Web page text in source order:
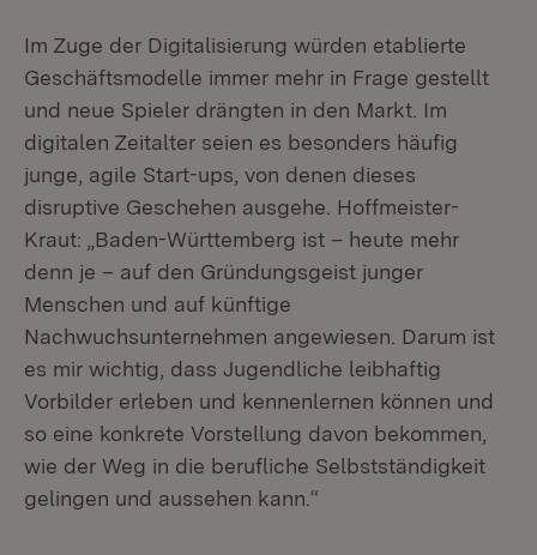
Im Zuge der Digitalisierung würden etablierte
Geschäftsmodelle immer mehr in Frage gestellt
und neue Spieler drängten in den Markt. Im
digitalen Zeitalter seien es besonders häufig
junge, agile Start-ups, von denen dieses
disruptive Geschehen ausgehe. Hoffmeister-
Kraut: „Baden-Württemberg ist – heute mehr
denn je – auf den Gründungsgeist junger
Menschen und auf künftige
Nachwuchsunternehmen angewiesen. Darum ist
es mir wichtig, dass Jugendliche leibhaftig
Vorbilder erleben und kennenlernen können und
so eine konkrete Vorstellung davon bekommen,
wie der Weg in die berufliche Selbstständigkeit
gelingen und aussehen kann.“